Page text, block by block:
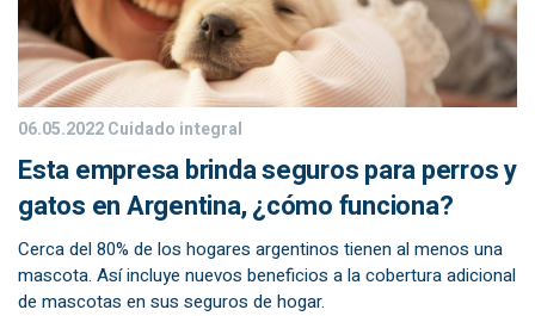
06.05.2022Cuidado integral
Esta empresa brinda seguros para perros y
gatos en Argentina, ¿cómo funciona?
Cerca del 80% de los hogares argentinos tienen al menos una
mascota. Así incluye nuevos beneficios a la cobertura adicional
de mascotas en sus seguros de hogar.